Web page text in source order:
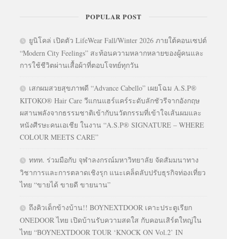
POPULAR POST
ยูนิโคล่ เปิดตัว LifeWear Fall/Winter 2026 ภายใต้คอนเซปต์
“Modern City Feelings” สะท้อนความหลากหลายของผู้คนและ
การใช้ชีวิตผ่านเสื้อผ้าที่ตอบโจทย์ทุกวัน
เสกผมสวยสุขภาพดี “Advance Cabello” เผยโฉม A.S.P®
KITOKO® Hair Care วีแกนแฮร์แคร์ระดับลักชัวรีจากอังกฤษ
ผสานพลังจากธรรมชาติเข้ากับนวัตกรรมที่เข้าใจเส้นผมและ
หนังศีรษะคนเอเชีย ในงาน “A.S.P® SIGNATURE – WHERE
COLOUR MEETS CARE”
ททท. ร่วมมือกับ จุฬาลงกรณ์มหาวิทยาลัย จัดสัมมนาทาง
วิชาการและการตลาดเชิงรุก แนะเคล็ดลับปรับธุรกิจท่องเที่ยว
ไทย “ขายได้ ขายดี ขายนาน”
ถึงคิวเด็กข้างบ้าน!! BOYNEXTDOOR เคาะประตูเรียก
ONEDOOR ไทย เปิดบ้านรับความสดใส กับคอนเสิร์ตใหญ่ใน
ไทย “BOYNEXTDOOR TOUR ‘KNOCK ON Vol.2’ IN